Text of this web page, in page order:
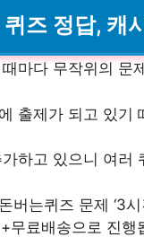
즈 정답, 캐
마다 무작위의 문
출제가 되고 있기
하고 있으니 여러
버는퀴즈 문제 ‘3
무료배송으로 진